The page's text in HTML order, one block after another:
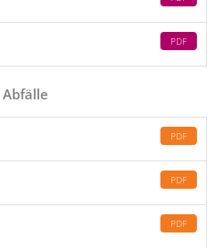
PDF
PDF
PDF
PDF